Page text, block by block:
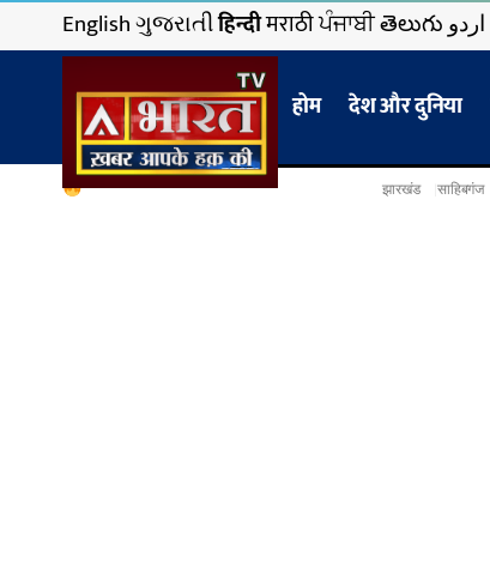
Englishગુજરાતીहिन्दीमराठीਪੰਜਾਬੀతెలుగుاردو
होम देश और दुनिया
झारखंड साहिबगंज